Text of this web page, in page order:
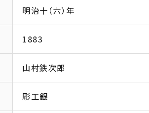
明治十（六）年
1883
山村鉄次郎
彫工銀